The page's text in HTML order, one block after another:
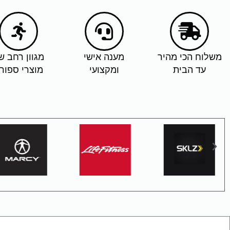
משלוח הכי מהיר
עד הבית
מענה אישי
ומקצועי
מגוון רחב
מוצרי